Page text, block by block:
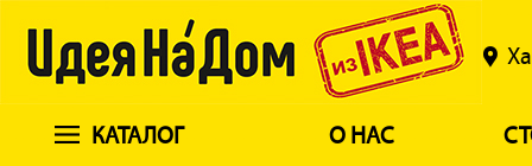
КАТАЛОГ О НАС